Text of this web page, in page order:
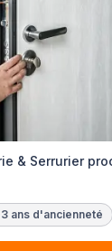
& Serrurier
ans d'ancienneté